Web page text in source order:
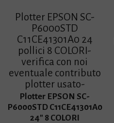
Plotter EPSON SC-
P6000STD
C11CE41301A0 24
pollici 8 COLORI-
verifica con noi
eventuale contributo
plotter usato-
Plotter EPSON SC-
P6000STD C11CE41301A0
24″ 8 COLORI